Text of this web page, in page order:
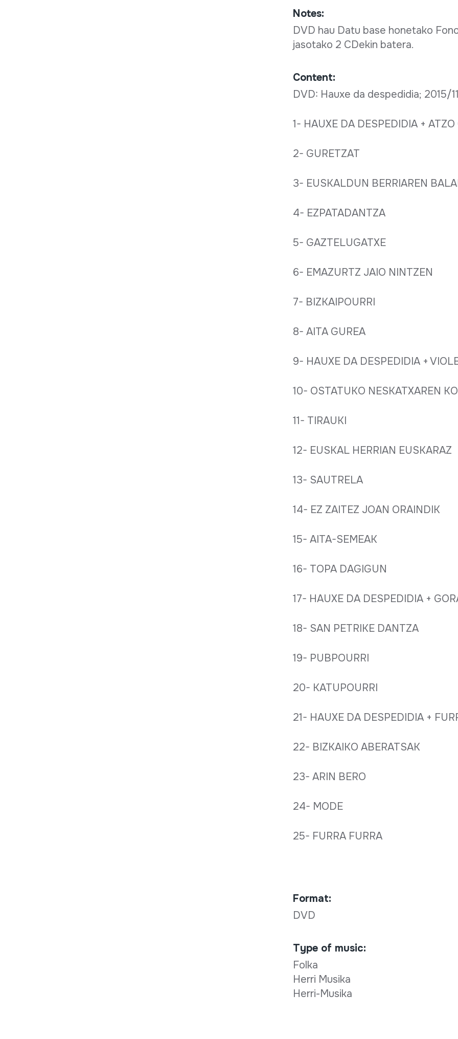
Notes:
DVD hau Datu base honetako
jasotako 2 CDekin batera.
Content:
DVD: Hauxe da despedidia; 2015/
1- HAUXE DA DESPEDIDIA + ATZO
2- GURETZAT
3- EUSKALDUN BERRIAREN
4- EZPATADANTZA
5- GAZTELUGATXE
6- EMAZURTZ JAIO NINTZEN
7- BIZKAIPOURRI
8- AITA GUREA
9- HAUXE DA DESPEDIDIA +
10- OSTATUKO NESKATXAREN
11- TIRAUKI
12- EUSKAL HERRIAN EUSKARAZ
13- SAUTRELA
14- EZ ZAITEZ JOAN ORAINDIK
15- AITA-SEMEAK
16- TOPA DAGIGUN
17- HAUXE DA DESPEDIDIA +
18- SAN PETRIKE DANTZA
19- PUBPOURRI
20- KATUPOURRI
21- HAUXE DA DESPEDIDIA +
22- BIZKAIKO ABERATSAK
23- ARIN BERO
24- MODE
25- FURRA FURRA
Format:
DVD
Type of music:
Folka
Herri Musika
Herri-Musika